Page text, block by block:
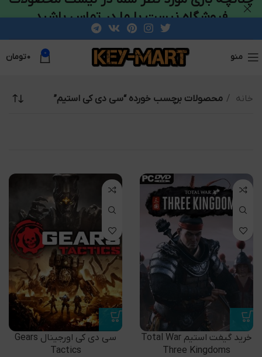
منو 0 ۰تومان
خانه محصولات برچسب خورده “سی دی کی استیم”
خرید گیفت استیم Total War
Three Kingdoms
سی دی کی اورجینال Gears
Tactics
فروشگاه نیست با ما در تماس باشید